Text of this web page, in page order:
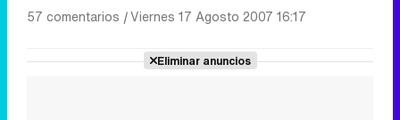
57 comentarios |Viernes 17 Agosto 2007 16:17
Eliminar anuncios